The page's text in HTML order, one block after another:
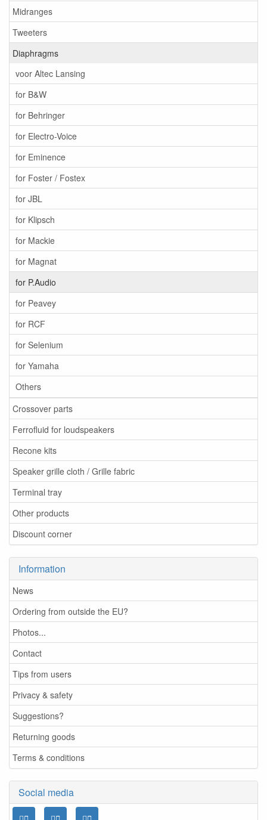
Midranges
Tweeters
Diaphragms
voor Altec Lansing
for B&W
for Behringer
for Electro-Voice
for Eminence
for Foster / Fostex
for JBL
for Klipsch
for Mackie
for Magnat
for P.Audio
for Peavey
for RCF
for Selenium
for Yamaha
Others
Crossover parts
Ferrofluid for loudspeakers
Recone kits
Speaker grille cloth / Grille fabric
Terminal tray
Other products
Discount corner
Information
News
Ordering from outside the EU?
Photos...
Contact
Tips from users
Privacy & safety
Suggestions?
Returning goods
Terms & conditions
Social media